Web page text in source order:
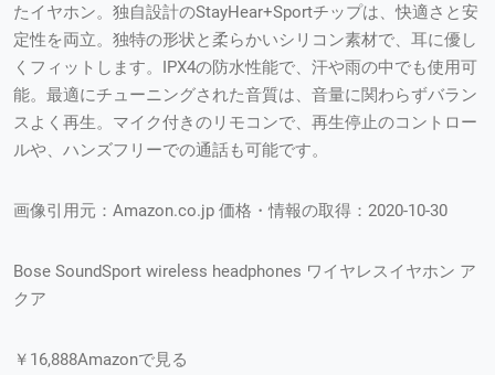
たイヤホン。独自設計のStayHear+Sportチップは、快適さと安
定性を両立。独特の形状と柔らかいシリコン素材で、耳に優し
くフィットします。IPX4の防水性能で、汗や雨の中でも使用可
能。最適にチューニングされた音質は、音量に関わらずバラン
スよく再生。マイク付きのリモコンで、再生停止のコントロー
ルや、ハンズフリーでの通話も可能です。
画像引用元：Amazon.co.jp 価格・情報の取得：2020-10-30
Bose SoundSport wireless headphones ワイヤレスイヤホン ア
クア
￥16,888Amazonで見る